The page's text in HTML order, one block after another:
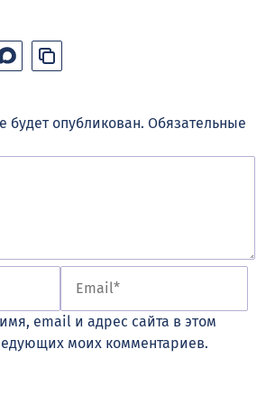
опубликован. Обязательные
email и адрес сайта в этом
моих комментариев.